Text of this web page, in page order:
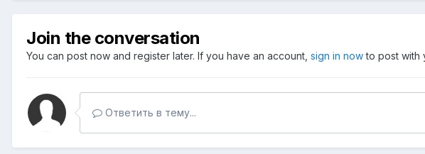
Join the conversation
You can post now and register later. If you have an account, sign in nowto post with
Ответить в тему...